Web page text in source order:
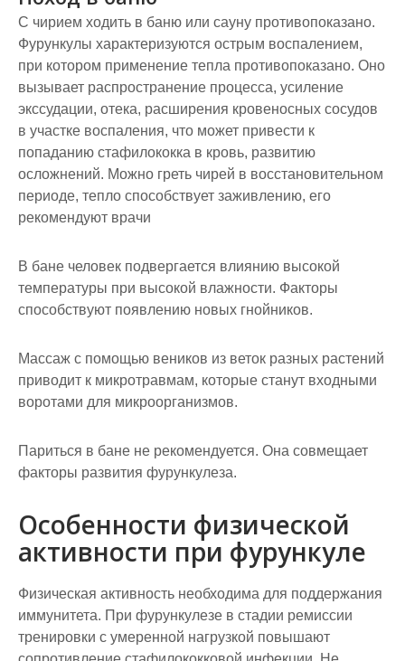
С чирием ходить в баню или сауну противопоказано.
Фурункулы характеризуются острым воспалением,
при котором применение тепла противопоказано. Оно
вызывает распространение процесса, усиление
экссудации, отека, расширения кровеносных сосудов
в участке воспаления, что может привести к
попаданию стафилококка в кровь, развитию
осложнений. Можно греть чирей в восстановительном
периоде, тепло способствует заживлению, его
рекомендуют врачи
В бане человек подвергается влиянию высокой
температуры при высокой влажности. Факторы
способствуют появлению новых гнойников.
Массаж с помощью веников из веток разных растений
приводит к микротравмам, которые станут входными
воротами для микроорганизмов.
Париться в бане не рекомендуется. Она совмещает
факторы развития фурункулеза.
Особенности физической
активности при фурункуле
Физическая активность необходима для поддержания
иммунитета. При фурункулезе в стадии ремиссии
тренировки с умеренной нагрузкой повышают